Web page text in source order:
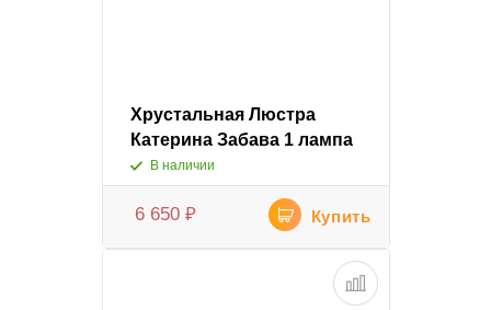
Хрустальная Люстра
Катерина Забава 1 лампа
В наличии
6 650 ₽ Купить